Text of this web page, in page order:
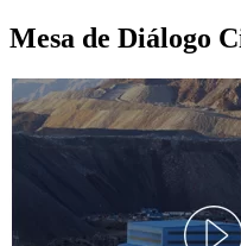
Mesa de Diálogo